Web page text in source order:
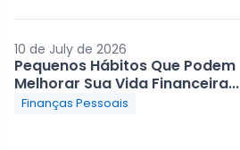
10 de July de 2026
Pequenos Hábitos Que Podem
Melhorar Sua Vida Financeira...
Finanças Pessoais